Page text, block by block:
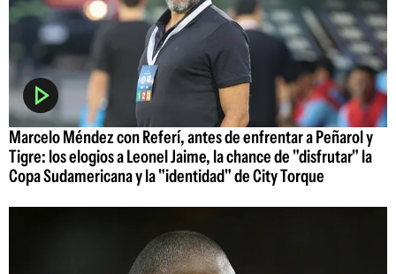
Marcelo Méndez con Referí, antes de enfrentar a Peñarol y
Tigre: los elogios a Leonel Jaime, la chance de "disfrutar" la
Copa Sudamericana y la "identidad" de City Torque